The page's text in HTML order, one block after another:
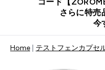
コード【
さらに特売
今
Home テストフェンカプセ